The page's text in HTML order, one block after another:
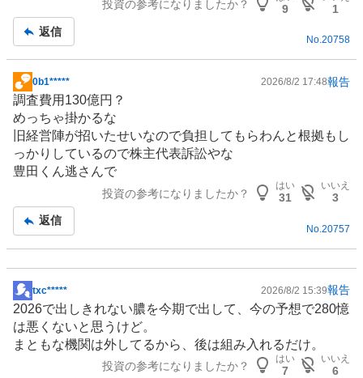
投資の参考になりましたか？ 9
1
返信
No.20758
掲
示
板
記
事
0b1***** 2026/8/2 17:48報告
調査費用130億円？
めっちゃ掛かるな
旧経営陣が招いたせいなので負担してもらわんと根拠もし
っかりしているので株主代表訴訟やな
豊田くん逃さんで
投資の参考になりましたか？
はい
31
いいえ
3
返信
No. 20757
掲
示
板
記
txc***** 2026/8/2 15:39報告
2026で出しきれない膿を今期で出して、今の予想で280憶
は悪くないと思うけど。
まともな機関は外してるから、後は組み入れるだけ。
投資の参考になりましたか？
はい
7
いいえ
6